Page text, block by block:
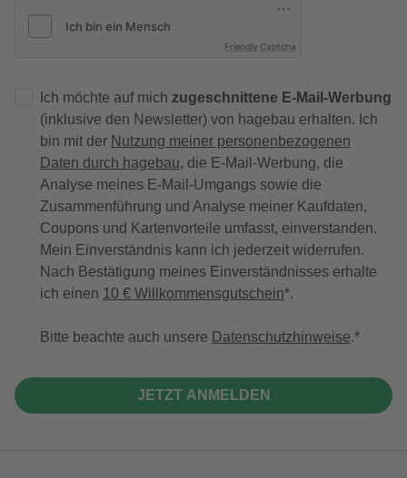
Friendly Captcha
Ich möchte auf mich zugeschnittene E-Mail-Werbung
(inklusive den Newsletter) von hagebau erhalten. Ich
bin mit der Nutzung meiner personenbezogenen
Daten durch hagebau, die E-Mail-Werbung, die
Analyse meines E-Mail-Umgangs sowie die
Zusammenführung und Analyse meiner Kaufdaten,
Coupons und Kartenvorteile umfasst, einverstanden.
Mein Einverständnis kann ich jederzeit widerrufen.
Nach Bestätigung meines Einverständnisses erhalte
ich einen 10 € Willkommensgutschein*.
Bitte beachte auch unsere Datenschutzhinweise.
JETZT ANMELDEN